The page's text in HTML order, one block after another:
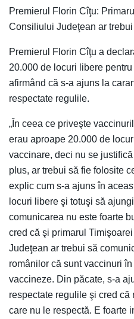
Premierul Florin Cîţu:
Consiliului Judeţean ar
Premierul Florin Cîţu a
20.000 de locuri libere
afirmând că s-a ajuns la
respectate regulile.
„În ceea ce priveşte
erau aproape 20.000 de
vaccinare, deci nu se
plus, ar trebui să fie folosite
explic cum s-a ajuns în
locuri libere şi totuşi să
comunicarea nu este foarte
cred că şi primarul
Judeţean ar trebui să
românilor că sunt vaccinuri
vaccineze. Din păcate, s-a
respectate regulile şi cred
care nu le respectă. E foarte